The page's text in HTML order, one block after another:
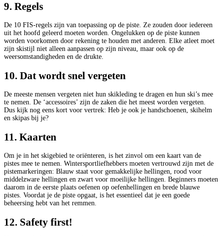
9. Regels
De 10 FIS-regels zijn van toepassing op de piste. Ze zouden door iedereen
uit het hoofd geleerd moeten worden. Ongelukken op de piste kunnen
worden voorkomen door rekening te houden met anderen. Elke atleet moet
zijn skistijl niet alleen aanpassen op zijn niveau, maar ook op de
weersomstandigheden en de drukte.
10. Dat wordt snel vergeten
De meeste mensen vergeten niet hun skikleding te dragen en hun ski’s mee
te nemen. De ‘accessoires’ zijn de zaken die het meest worden vergeten.
Dus kijk nog eens kort voor vertrek: Heb je ook je handschoenen, skihelm
en skipas bij je?
11. Kaarten
Om je in het skigebied te oriënteren, is het zinvol om een kaart van de
pistes mee te nemen. Wintersportliefhebbers moeten vertrouwd zijn met de
pistemarkeringen: Blauw staat voor gemakkelijke hellingen, rood voor
middelzware hellingen en zwart voor moeilijke hellingen. Beginners moeten
daarom in de eerste plaats oefenen op oefenhellingen en brede blauwe
pistes. Voordat je de piste opgaat, is het essentieel dat je een goede
beheersing hebt van het remmen.
12. Safety first!